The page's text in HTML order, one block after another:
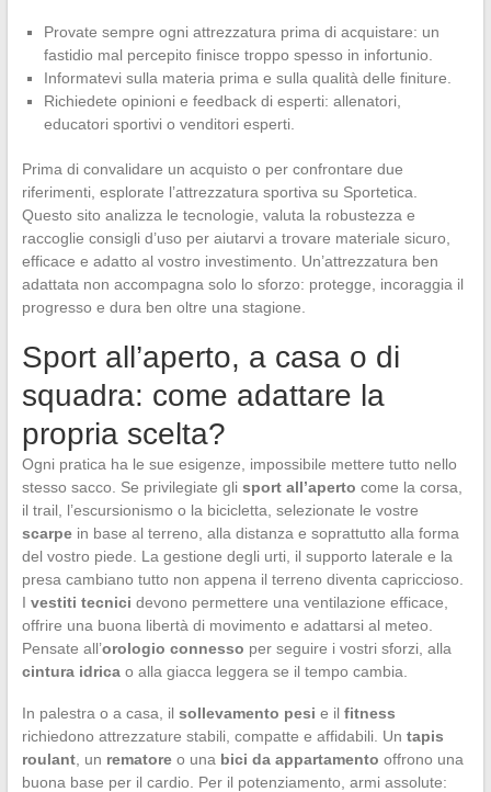
Provate sempre ogni attrezzatura prima di acquistare: un
fastidio mal percepito finisce troppo spesso in infortunio.
Informatevi sulla materia prima e sulla qualità delle finiture.
Richiedete opinioni e feedback di esperti: allenatori,
educatori sportivi o venditori esperti.
Prima di convalidare un acquisto o per confrontare due
riferimenti, esplorate l’attrezzatura sportiva su Sportetica.
Questo sito analizza le tecnologie, valuta la robustezza e
raccoglie consigli d’uso per aiutarvi a trovare materiale sicuro,
efficace e adatto al vostro investimento. Un’attrezzatura ben
adattata non accompagna solo lo sforzo: protegge, incoraggia il
progresso e dura ben oltre una stagione.
Sport all’aperto, a casa o di
squadra: come adattare la
propria scelta?
Ogni pratica ha le sue esigenze, impossibile mettere tutto nello
stesso sacco. Se privilegiate gli sport all’aperto come la corsa,
il trail, l’escursionismo o la bicicletta, selezionate le vostre
scarpein base al terreno, alla distanza e soprattutto alla forma
del vostro piede. La gestione degli urti, il supporto laterale e la
presa cambiano tutto non appena il terreno diventa capriccioso.
I vestiti tecnici devono permettere una ventilazione efficace,
offrire una buona libertà di movimento e adattarsi al meteo.
Pensate all’orologio connesso per seguire i vostri sforzi, alla
cintura idricao alla giacca leggera se il tempo cambia.
In palestra o a casa, il sollevamento pesi e il fitness
richiedono attrezzature stabili, compatte e affidabili. Un tapis
roulant, un rematoreo una bici da appartamento offrono una
buona base per il cardio. Per il potenziamento, armi assolute: